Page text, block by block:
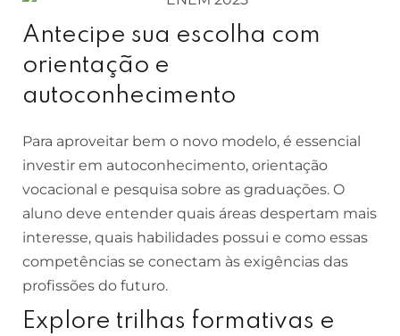
Antecipe sua escolha com
orientação e
autoconhecimento
Para aproveitar bem o novo modelo, é essencial
investir em autoconhecimento, orientação
vocacional e pesquisa sobre as graduações. O
aluno deve entender quais áreas despertam mais
interesse, quais habilidades possui e como essas
competências se conectam às exigências das
profissões do futuro.
Explore trilhas formativas e